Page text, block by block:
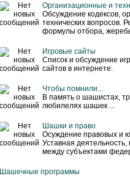
Организационные и
Обсуждение кодексов,
технических вопросов.
формулы отбора,
Игровые сайты
Список и обсуждение
сайтов в интернете.
Чтобы помнили...
В память о шашистах,
любилелях шашек ...
Шашки и право
Осуждение правовых и
Уставная
между субъектами
Шашечные программы